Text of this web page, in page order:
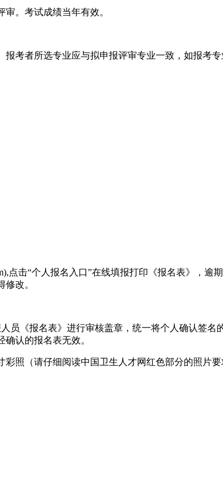
。考试成绩当年有效。
报考者所选专业应与拟申报评审专业一致，如报考
点击“个人报名入口”在线填报打印《报名表》，
改。
《报名表》进行审核盖章，统一将个人确认签名
认的报名表无效。
（请仔细阅读中国卫生人才网红色部分的照片要